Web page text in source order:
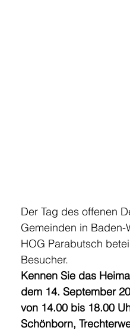
Der Tag des offenen
Gemeinden in
HOG Parabutsch
Besucher.
Kennen Sie das
dem 14. September
von 14.00 bis 18.00
Schönborn,